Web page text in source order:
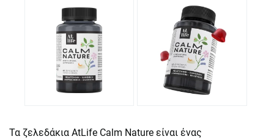
Τα ζελεδάκια AtLife Calm Nature είναι ένας